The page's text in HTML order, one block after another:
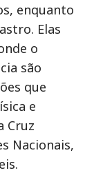
enquanto
Elas
o
são
que
e
Cruz
Nacionais,